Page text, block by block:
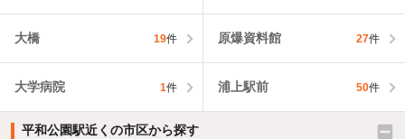
大橋 19件 原爆資料館 27件
大学病院 1件 浦上駅前 50件
平和公園駅近くの市区から探す